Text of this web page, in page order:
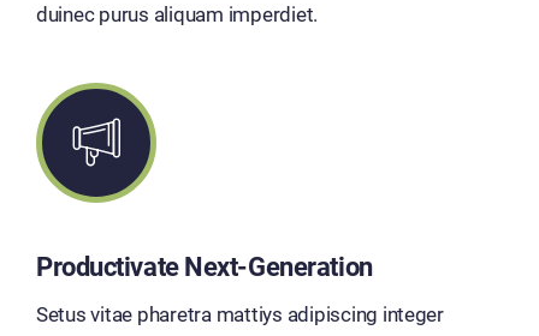
duinec purus aliquam imperdiet.
Productivate Next-Generation
Setus vitae pharetra mattiys adipiscing integer